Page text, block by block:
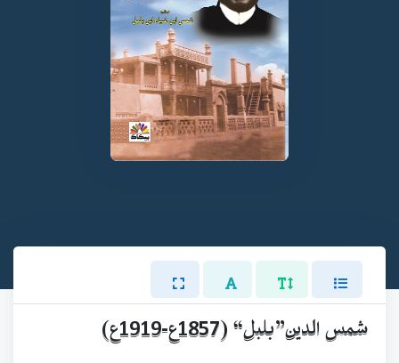
شمس الدين”بلبل“ (1857ع-1919ع)